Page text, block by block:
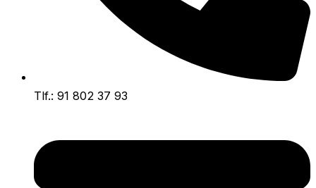
Tlf.: 91 802 37 93